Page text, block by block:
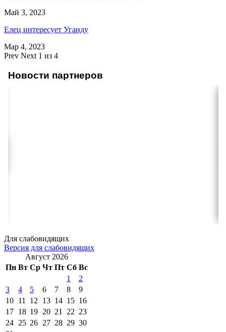
Май 3, 2023
Елец интересует Уганду
Мар 4, 2023
Prev Next 1 из 4
Новости партнеров
Для слабовидящих
Версия для слабовидящих
Август 2026
Пн Вт Ср Чт Пт Сб Вс
1
2
3
4 5 6 7 8
9
10 11 12 13 14 15 16
17 18 19 20 21 22 23
24 25 26 27 28 29 30